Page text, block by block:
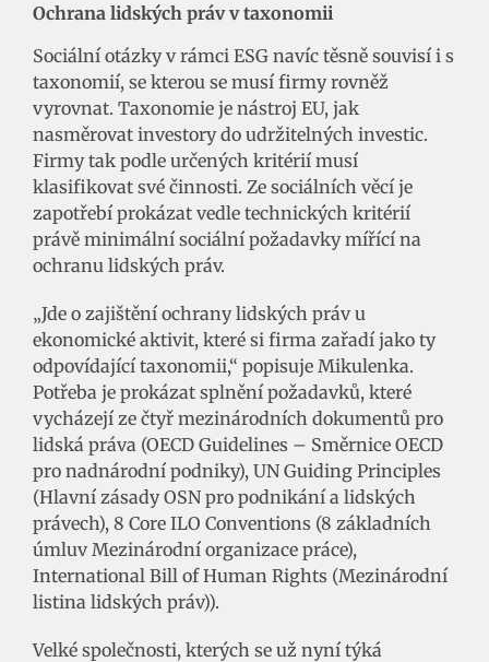
Ochrana lidských práv v taxonomii
Sociální otázky v rámci ESG navíc těsně souvisí i s
taxonomií, se kterou se musí firmy rovněž
vyrovnat. Taxonomie je nástroj EU, jak
nasměrovat investory do udržitelných investic.
Firmy tak podle určených kritérií musí
klasifikovat své činnosti. Ze sociálních věcí je
zapotřebí prokázat vedle technických kritérií
právě minimální sociální požadavky mířící na
ochranu lidských práv.
„Jde o zajištění ochrany lidských práv u
ekonomické aktivit, které si firma zařadí jako ty
odpovídající taxonomii,“ popisuje Mikulenka.
Potřeba je prokázat splnění požadavků, které
vycházejí ze čtyř mezinárodních dokumentů pro
lidská práva (OECD Guidelines – Směrnice OECD
pro nadnárodní podniky​), UN Guiding Principles
(Hlavní zásady OSN pro podnikání a lidských
právech​), 8 Core ILO Conventions (8 základních
úmluv Mezinárodní organizace práce),
International Bill of Human Rights (Mezinárodní
listina lidských práv​)).
Velké společnosti, kterých se už nyní týká